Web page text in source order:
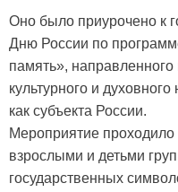
Оно было приурочено к
Дню России по
память», направленного
культурного и
как субъекта России.
Мероприятие
взрослыми и детьми
государственных